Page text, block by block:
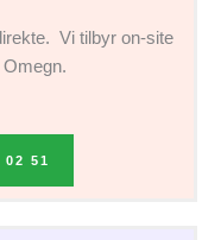
Vi tilbyr on-site
02 51